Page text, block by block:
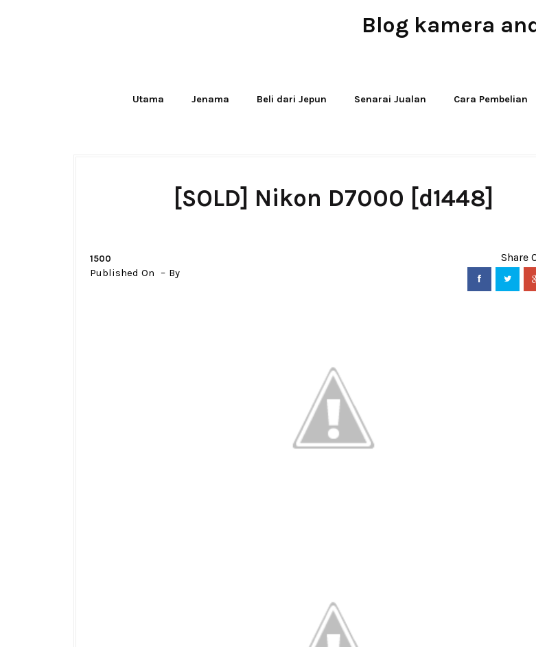
Blog kamera
Utama Jenama Beli dari Jepun Senarai Jualan Cara Pembelian
[SOLD] Nikon D7000 [d1448]
1500
Published On By